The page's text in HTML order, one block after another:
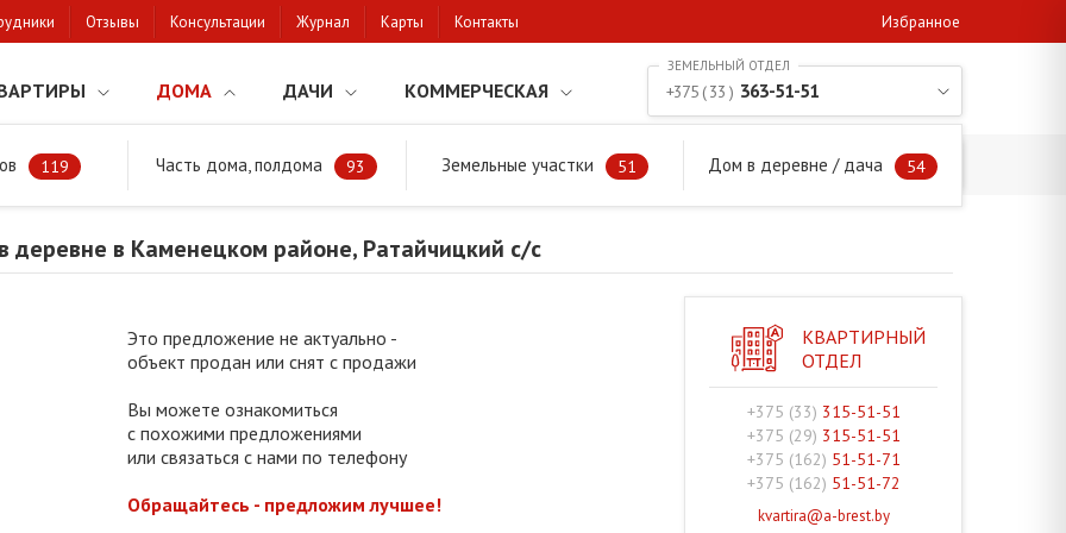
Отзывы Консультации Журнал Карты Контакты Избранное
ДОМА ДАЧИ КОММЕРЧЕСКАЯ
119 Часть дома, полдома 93 Земельные участки 51 Дом в деревне / дача 54
+375 ( 33 ) 363-51-51
Продажа дома в деревне в Каменецком районе, Ратайчицкий с/с
деревне в Каменецком районе, Ратайчицкий с/с
Это предложение не актуально -
объект продан или снят с продажи
Вы можете ознакомиться
с похожими предложениями
или связаться с нами по телефону
Обращайтесь - предложим лучшее!
КВАРТИРНЫЙ
ОТДЕЛ
+375 (33) 315-51-51
+375 (29) 315-51-51
+375 (162) 51-51-71
+375 (162) 51-51-72
kvartira@a-brest.by